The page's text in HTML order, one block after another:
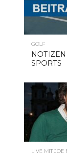
GOLF
NOTIZEN
SPORTS
LIVE MIT JOE